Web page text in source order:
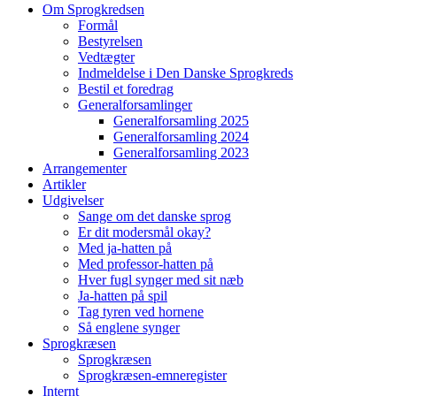
Om Sprogkredsen
Formål
Bestyrelsen
Vedtægter
Indmeldelse i Den Danske Sprogkreds
Bestil et foredrag
Generalforsamlinger
Generalforsamling 2025
Generalforsamling 2024
Generalforsamling 2023
Arrangementer
Artikler
Udgivelser
Sange om det danske sprog
Er dit modersmål okay?
Med ja-hatten på
Med professor-hatten på
Hver fugl synger med sit næb
Ja-hatten på spil
Tag tyren ved hornene
Så englene synger
Sprogkræsen
Sprogkræsen
Sprogkræsen-emneregister
Internt